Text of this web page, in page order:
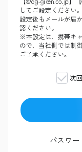
してご設定ください。
設定後もメールが届
認ください。
※本設定は、携帯キ
ので、当社側では制
ご了承ください。
次
パスワ